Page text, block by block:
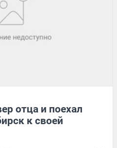
отца и поехал
к своей